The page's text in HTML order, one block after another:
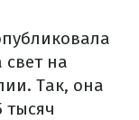
на
Так, она
тысяч